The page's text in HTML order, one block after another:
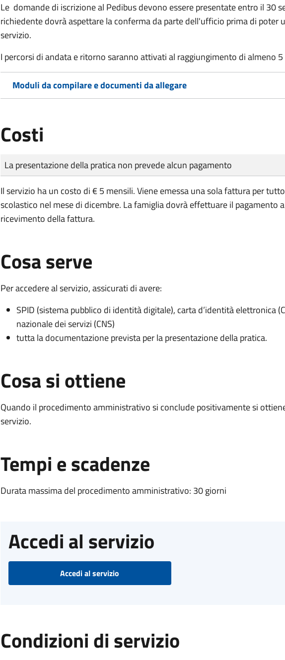
Le domande di iscrizione al Pedibus devono essere presentate entro il 30
richiedente dovrà aspettare la conferma da parte dell'ufficio prima di poter
servizio.
I percorsi di andata e ritorno saranno attivati al raggiungimento di almeno
Moduli da compilare e documenti da allegare
Costi
Tipo di pagamento
Importo
La presentazione della pratica non prevede alcun pagamento
Il servizio ha un costo di € 5 mensili. Viene emessa una sola fattura per
scolastico nel mese di dicembre. La famiglia dovrà effettuare il pagamento
ricevimento della fattura.
Cosa serve
Per accedere al servizio, assicurati di avere:
SPID (sistema pubblico di identità digitale), carta d’identità elettronica
nazionale dei servizi (CNS)
tutta la documentazione prevista per la presentazione della pratica.
Cosa si ottiene
Quando il procedimento amministrativo si conclude positivamente si
servizio.
Tempi e scadenze
Durata massima del procedimento amministrativo: 30 giorni
Accedi al servizio
Accedi al servizio
Condizioni di servizio